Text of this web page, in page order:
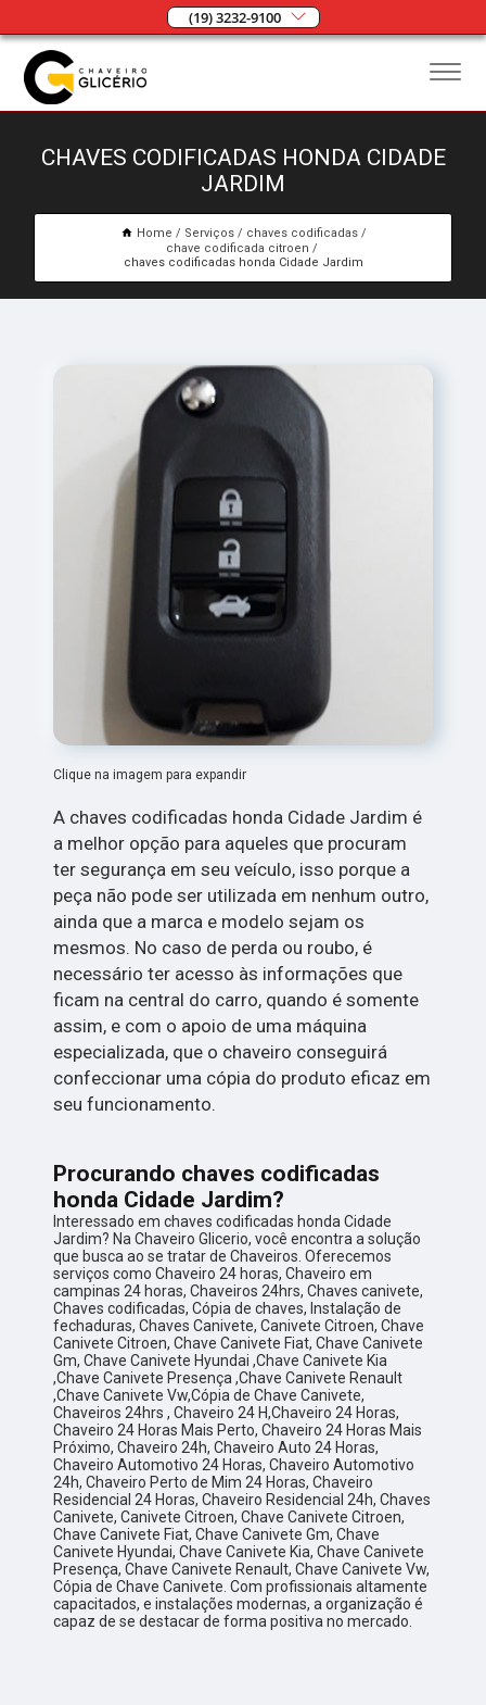
(19) 3232-9100
CHAVES CODIFICADAS HONDA CIDADE
JARDIM
Home Serviços
chaves codificadas
chave codificada citroen
chaves codificadas honda Cidade Jardim
Clique na imagem para expandir
A chaves codificadas honda Cidade Jardim é
a melhor opção para aqueles que procuram
ter segurança em seu veículo, isso porque a
peça não pode ser utilizada em nenhum outro,
ainda que a marca e modelo sejam os
mesmos. No caso de perda ou roubo, é
necessário ter acesso às informações que
ficam na central do carro, quando é somente
assim, e com o apoio de uma máquina
especializada, que o chaveiro conseguirá
confeccionar uma cópia do produto eficaz em
seu funcionamento.
Procurando chaves codificadas
honda Cidade Jardim?
Interessado em chaves codificadas honda Cidade
Jardim? Na Chaveiro Glicerio, você encontra a solução
que busca ao se tratar de Chaveiros. Oferecemos
serviços como Chaveiro 24 horas, Chaveiro em
campinas 24 horas, Chaveiros 24hrs, Chaves canivete,
Chaves codificadas, Cópia de chaves, Instalação de
fechaduras, Chaves Canivete, Canivete Citroen, Chave
Canivete Citroen, Chave Canivete Fiat, Chave Canivete
Gm, Chave Canivete Hyundai ,Chave Canivete Kia
,Chave Canivete Presença ,Chave Canivete Renault
,Chave Canivete Vw,Cópia de Chave Canivete,
Chaveiros 24hrs , Chaveiro 24 H,Chaveiro 24 Horas,
Chaveiro 24 Horas Mais Perto, Chaveiro 24 Horas Mais
Próximo, Chaveiro 24h, Chaveiro Auto 24 Horas,
Chaveiro Automotivo 24 Horas, Chaveiro Automotivo
24h, Chaveiro Perto de Mim 24 Horas, Chaveiro
Residencial 24 Horas, Chaveiro Residencial 24h, Chaves
Canivete, Canivete Citroen, Chave Canivete Citroen,
Chave Canivete Fiat, Chave Canivete Gm, Chave
Canivete Hyundai, Chave Canivete Kia, Chave Canivete
Presença, Chave Canivete Renault, Chave Canivete Vw,
Cópia de Chave Canivete. Com profissionais altamente
capacitados, e instalações modernas, a organização é
capaz de se destacar de forma positiva no mercado.